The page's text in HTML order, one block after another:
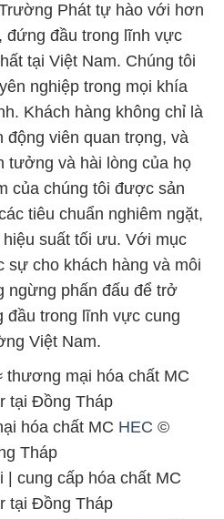
Phát tự hào với hơn
đứng đầu trong lĩnh vực
tại Việt Nam. Chúng tôi
nghiệp trong mọi khía
Khách hàng không chỉ là
động viên quan trọng, và
tưởng và hài lòng của họ
của chúng tôi được sản
tiêu chuẩn nghiêm ngặt,
suất tối ưu. Với mục
sự cho khách hàng và môi
ngừng phấn đấu để trở
đầu trong lĩnh vực cung
Việt Nam.
thương mại hóa chất MC
tại Đồng Tháp
hóa chất MC HEC ©
Tháp
cung cấp hóa chất MC
tại Đồng Tháp